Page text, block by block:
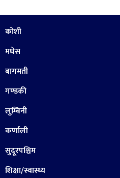
कोशी
मधेस
बागमती
गण्डकी
लुम्बिनी
कर्णाली
सुदूरपश्चिम
शिक्षा/स्वास्थ्य